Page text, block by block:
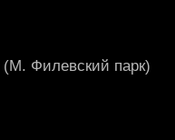
(М. Филевский парк)